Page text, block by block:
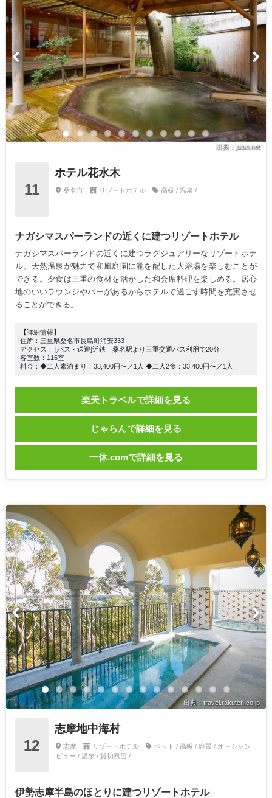
出典：jalan.net
11
ホテル花水木
桑名市 リゾートホテル 高級 / 温泉 /
ナガシマスパーランドの近くに建つリゾートホテル
ナガシマスパーランドの近くに建つラグジュアリーなリゾートホテ
ル。天然温泉が魅力で和風庭園に瀧を配した大浴場を楽しむことが
できる。夕食は三重の食材を活かした和会席料理を楽しめる。居心
地のいいラウンジやバーがあるからホテルで過ごす時間を充実させ
ることができる。
【詳細情報】
住所：三重県桑名市長島町浦安333
アクセス： [バス・送迎]近鉄 桑名駅より三重交通バス利用で20分
客室数：116室
料金：◆二人素泊まり：33,400円〜／1人 ◆二人2食：33,400円〜／1人
楽天トラベルで詳細を見る
じゃらんで詳細を見る
一休.comで詳細を見る
出典：travel.rakuten.co.jp
12
志摩地中海村
志摩 リゾートホテル
ペット / 高級 / 絶景 / オーシャン
ビュー / 温泉 / 貸切風呂 /
伊勢志摩半島のほとりに建つリゾートホテル